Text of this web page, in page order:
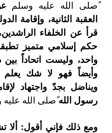
ًصلى الله عليه وسلم
العقبة الثانية، وإقامة
قرأ عن الخلفاء
حكم إسلامي متميز
واحد، وليست اتحاداً
وأيضاً فهو لا شك
ويناضل بجدّ واجتهاد
رسول اللهًصلى الله
ومع ذلك فإني أقول: ألا